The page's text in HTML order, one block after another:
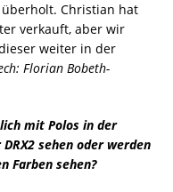
Christian hat
verkauft, aber wir
weiter in der
Florian Bobeth-
mit Polos in der
sehen oder werden
Farben sehen?